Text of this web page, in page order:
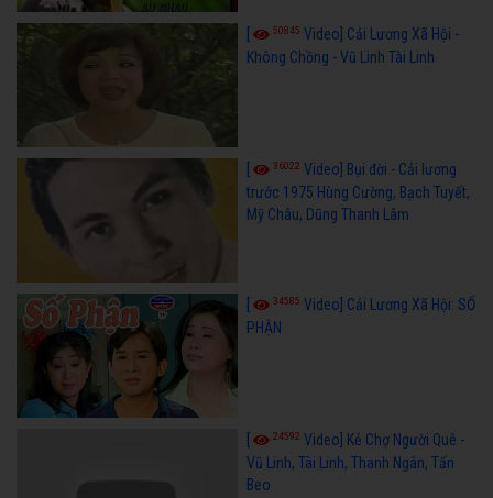
50845 Video] Cải Lương Xã Hội -
Không Chồng - Vũ Linh Tài Linh
36022 Video] Bụi đời - Cải lương
trước 1975 Hùng Cường, Bạch Tuyết,
Mỹ Châu, Dũng Thanh Lâm
34585 Video] Cải Lương Xã Hội: SỐ
PHẬN
24592 Video] Kẻ Chợ Người Quê -
Vũ Linh, Tài Linh, Thanh Ngân, Tấn
Beo